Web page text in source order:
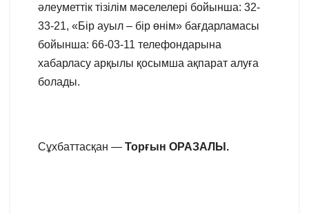
әлеуметтік тізілім мәселелері бойынша: 32-
33-21, «Бір ауыл – бір өнім» бағдарламасы
бойынша: 66-03-11 телефондарына
хабарласу арқылы қосымша ақпарат алуға
болады.
Сұхбаттасқан — Торғын ОРАЗАЛЫ.